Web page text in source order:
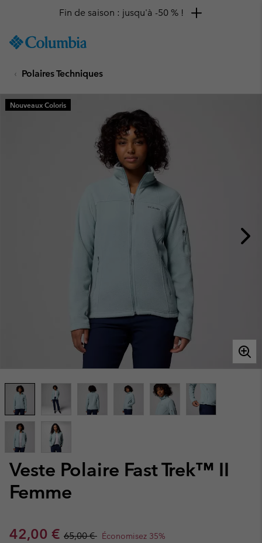
TO
SKIP
MAIN
NAV
Fin de saison : jusqu'à -50 % !
Polaires Techniques
Veste Polaire Fast Trek™ II
Femme
Sale price:
42,00 € Regular price:
65,00 € Économisez 35%
Nouveaux Coloris